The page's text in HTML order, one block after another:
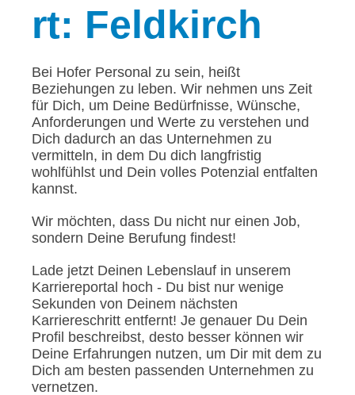
rt: Feldkirch
Bei Hofer Personal zu sein, heißt
Beziehungen zu leben. Wir nehmen uns Zeit
für Dich, um Deine Bedürfnisse, Wünsche,
Anforderungen und Werte zu verstehen und
Dich dadurch an das Unternehmen zu
vermitteln, in dem Du dich langfristig
wohlfühlst und Dein volles Potenzial entfalten
kannst.
Wir möchten, dass Du nicht nur einen Job,
sondern Deine Berufung findest!
Lade jetzt Deinen Lebenslauf in unserem
Karriereportal hoch - Du bist nur wenige
Sekunden von Deinem nächsten
Karriereschritt entfernt! Je genauer Du Dein
Profil beschreibst, desto besser können wir
Deine Erfahrungen nutzen, um Dir mit dem zu
Dich am besten passenden Unternehmen zu
vernetzen.